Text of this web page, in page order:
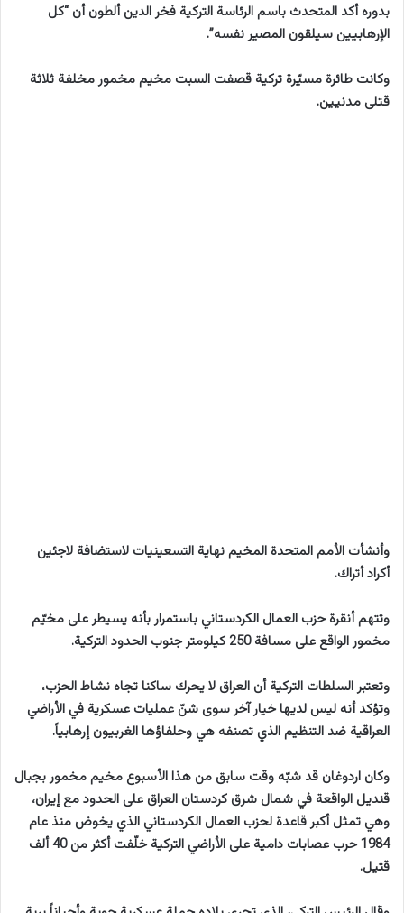
بدوره أكد المتحدث باسم الرئاسة التركية فخر الدين ألطون أن “كل
الإرهابيين سيلقون المصير نفسه”.
وكانت طائرة مسيّرة تركية قصفت السبت مخيم مخمور مخلفة ثلاثة
قتلى مدنيين.
وأنشأت الأمم المتحدة المخيم نهاية التسعينيات لاستضافة لاجئين
أكراد أتراك.
وتتهم أنقرة حزب العمال الكردستاني باستمرار بأنه يسيطر على مخيّم
مخمور الواقع على مسافة 250 كيلومتر جنوب الحدود التركية.
وتعتبر السلطات التركية أن العراق لا يحرك ساكنا تجاه نشاط الحزب،
وتؤكد أنه ليس لديها خيار آخر سوى شنّ عمليات عسكرية في الأراضي
العراقية ضد التنظيم الذي تصنفه هي وحلفاؤها الغربيون إرهابياً.
وكان اردوغان قد شبّه وقت سابق من هذا الأسبوع مخيم مخمور بجبال
قنديل الواقعة في شمال شرق كردستان العراق على الحدود مع إيران،
وهي تمثل أكبر قاعدة لحزب العمال الكردستاني الذي يخوض منذ عام
1984 حرب عصابات دامية على الأراضي التركية خلّفت أكثر من 40 ألف
قتيل.